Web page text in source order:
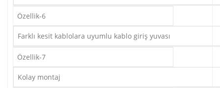
Özellik-6
Farklı kesit kablolara uyumlu kablo giriş yuvası
Özellik-7
Kolay montaj